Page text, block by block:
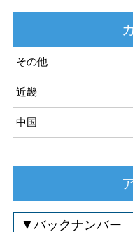
その他
近畿
中国